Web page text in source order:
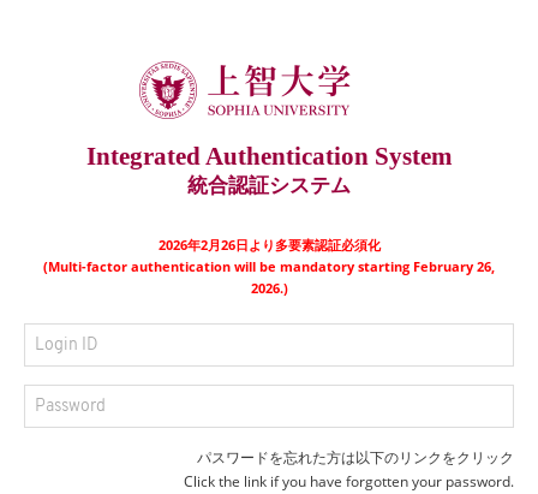
Integrated Authentication System
統合認証システム
2026年2月26日より多要素認証必須化
(Multi-factor authentication will be mandatory starting February 26,
2026.)
パスワードを忘れた方は以下のリンクをクリック
Click the link if you have forgotten your password.